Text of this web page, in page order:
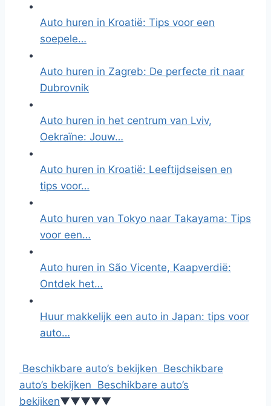
Auto huren in Kroatië: Tips voor een
soepele…
Auto huren in Zagreb: De perfecte rit naar
Dubrovnik
Auto huren in het centrum van Lviv,
Oekraïne: Jouw…
Auto huren in Kroatië: Leeftijdseisen en
tips voor…
Auto huren van Tokyo naar Takayama: Tips
voor een…
Auto huren in São Vicente, Kaapverdië:
Ontdek het…
Huur makkelijk een auto in Japan: tips voor
auto…
Beschikbare auto’s bekijken Beschikbare
auto’s bekijken Beschikbare auto’s
bekijken▼▼▼▼▼